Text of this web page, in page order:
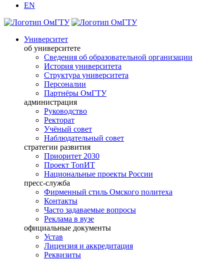
EN
Университет
об университете
Сведения об образовательной организации
История университета
Структура университета
Персоналии
Партнёры ОмГТУ
администрация
Руководство
Ректорат
Учёный совет
Наблюдательный совет
стратегии развития
Приоритет 2030
Проект ТопИТ
Национальные проекты России
пресс-служба
Фирменный стиль Омского политеха
Контакты
Часто задаваемые вопросы
Реклама в вузе
официальные документы
Устав
Лицензия и аккредитация
Реквизиты